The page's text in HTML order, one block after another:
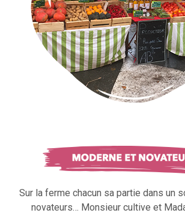
Sur la ferme chacun sa partie dans un
novateurs… Monsieur cultive et